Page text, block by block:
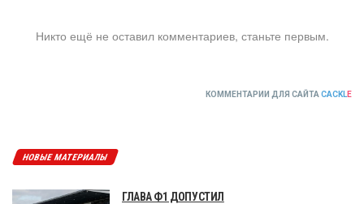
Никто ещё не оставил комментариев, станьте первым.
КОММЕНТАРИИ ДЛЯ САЙТА CACKLE
НОВЫЕ МАТЕРИАЛЫ
ГЛАВА Ф1 ДОПУСТИЛ